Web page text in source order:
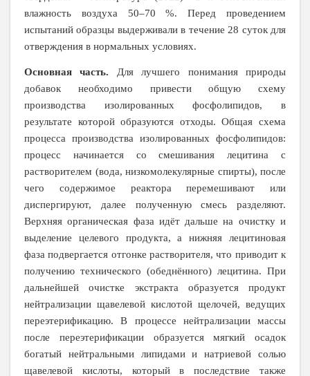
влажность воздуха 50–70 %. Перед проведением
испытаний образцы выдерживали в течение 28 суток для
отверждения в нормальных условиях.
Основная часть. Для лучшего понимания природы
добавок необходимо привести общую схему
производства изолированных фосфолипидов, в
результате которой образуются отходы. Общая схема
процесса производства изолированных фосфолипидов:
процесс начинается со смешивания лецитина с
растворителем (вода, низкомолекулярные спирты), после
чего содержимое реактора перемешивают или
диспергируют, далее полученную смесь разделяют.
Верхняя органическая фаза идёт дальше на очистку и
выделение целевого продукта, а нижняя лецитиновая
фаза подвергается отгонке растворителя, что приводит к
получению технического (обеднённого) лецитина. При
дальнейшей очистке экстракта образуется продукт
нейтрализации щавелевой кислотой щелочей, ведущих
переэтерификацию. В процессе нейтрализации массы
после переэтерификации образуется мягкий осадок
богатый нейтральными липидами и натриевой солью
щавелевой кислоты, который в последствие также